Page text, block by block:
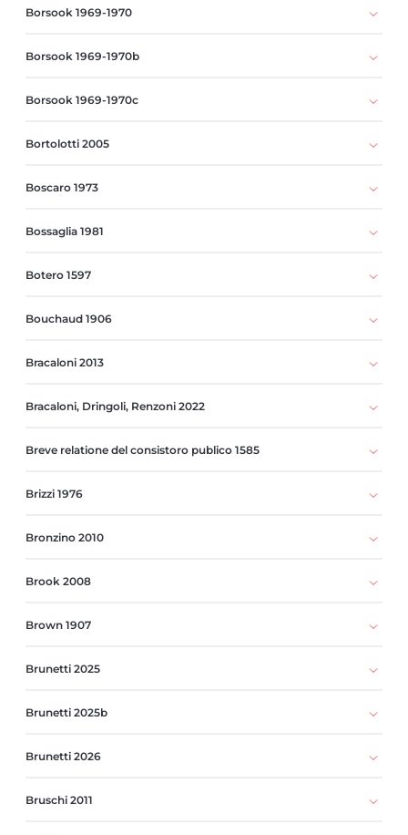
Borsook 1969-1970
Borsook 1969-1970b
Borsook 1969-1970c
Bortolotti 2005
Boscaro 1973
Bossaglia 1981
Botero 1597
Bouchaud 1906
Bracaloni 2013
Bracaloni, Dringoli, Renzoni 2022
Breve relatione del consistoro publico 1585
Brizzi 1976
Bronzino 2010
Brook 2008
Brown 1907
Brunetti 2025
Brunetti 2025b
Brunetti 2026
Bruschi 2011